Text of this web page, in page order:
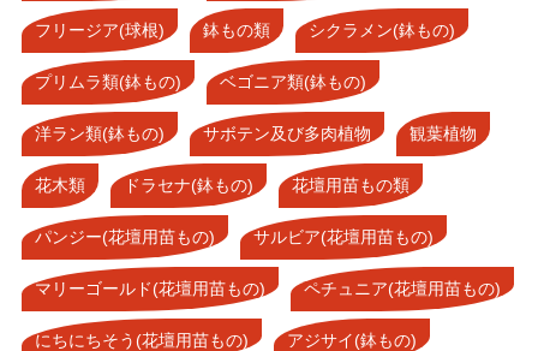
フリージア(球根) 鉢もの類 シクラメン(鉢もの)
プリムラ類(鉢もの) ベゴニア類(鉢もの)
洋ラン類(鉢もの) サボテン及び多肉植物 観葉植物
花木類 ドラセナ(鉢もの) 花壇用苗もの類
パンジー(花壇用苗もの) サルビア(花壇用苗もの)
マリーゴールド(花壇用苗もの) ペチュニア(花壇用苗もの)
にちにちそう(花壇用苗もの) アジサイ(鉢もの)